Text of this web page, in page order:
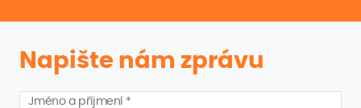
Napište nám zprávu
Jméno a příjmení *